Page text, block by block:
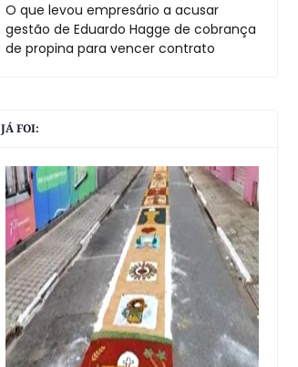
O que levou empresário a acusar
gestão de Eduardo Hagge de cobrança
de propina para vencer contrato
JÁ FOI: